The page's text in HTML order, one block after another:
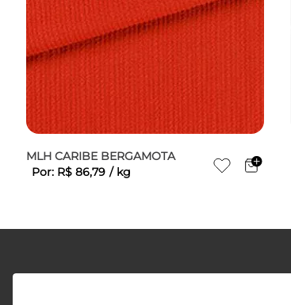
MLH CARIBE BERGAMOTA
Por: R$ 86,79 / kg